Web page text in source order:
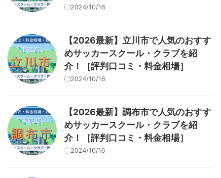
2024/10/16
【2026最新】立川市で人気のおすす
めサッカースクール・クラブを紹
介！［評判口コミ・料金相場］
2024/10/16
【2026最新】調布市で人気のおすす
めサッカースクール・クラブを紹
介！［評判口コミ・料金相場］
2024/10/16